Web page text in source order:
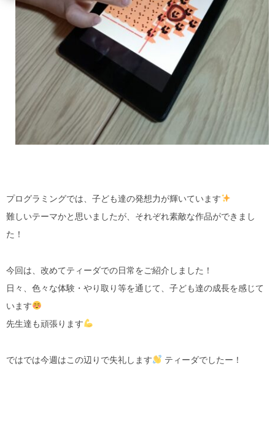
プログラミングでは、子ども達の発想力が輝いています
難しいテーマかと思いましたが、それぞれ素敵な作品ができまし
た！
今回は、改めてティーダでの日常をご紹介しました！
日々、色々な体験・やり取り等を通じて、子ども達の成長を感じて
います
先生達も頑張ります
ではでは今週はこの辺りで失礼します ティーダでしたー！